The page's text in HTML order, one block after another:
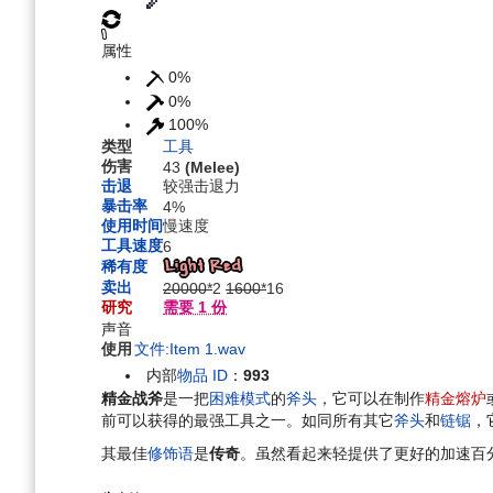
属性
0%
0%
100%
类型
工具
伤害
43 (Melee)
击退
较强击退力
暴击率
4%
使用时间慢速度
工具速度6
稀有度
卖出
20000*2 1600*16
研究
需要 1 份
声音
使用 文件:Item 1.wav
内部物品 ID ：993
精金战斧是一把困难模式的斧头 ，它可以在制作精金熔炉
前可以获得的最强工具之一。如同所有其它斧头和链锯
其最佳修饰语是传奇。虽然看起来轻提供了更好的加速